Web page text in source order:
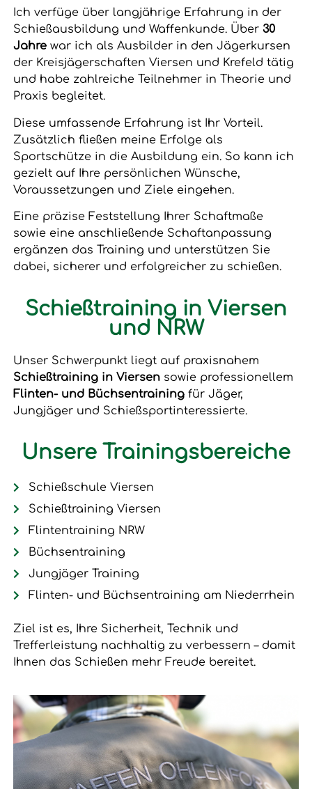
Ich verfüge über langjährige Erfahrung in der
Schießausbildung und Waffenkunde. Über 30
Jahrewar ich als Ausbilder in den Jägerkursen
der Kreisjägerschaften Viersen und Krefeld tätig
und habe zahlreiche Teilnehmer in Theorie und
Praxis begleitet.
Diese umfassende Erfahrung ist Ihr Vorteil.
Zusätzlich fließen meine Erfolge als
Sportschütze in die Ausbildung ein. So kann ich
gezielt auf Ihre persönlichen Wünsche,
Voraussetzungen und Ziele eingehen.
Eine präzise Feststellung Ihrer Schaftmaße
sowie eine anschließende Schaftanpassung
ergänzen das Training und unterstützen Sie
dabei, sicherer und erfolgreicher zu schießen.
Schießtraining in Viersen
und NRW
Unser Schwerpunkt liegt auf praxisnahem
Schießtraining in Viersensowie professionellem
Flinten- und Büchsentrainingfür Jäger,
Jungjäger und Schießsportinteressierte.
Unsere Trainingsbereiche
Schießschule Viersen
Schießtraining Viersen
Flintentraining NRW
Büchsentraining
Jungjäger Training
Flinten- und Büchsentraining am Niederrhein
Ziel ist es, Ihre Sicherheit, Technik und
Trefferleistung nachhaltig zu verbessern – damit
Ihnen das Schießen mehr Freude bereitet.